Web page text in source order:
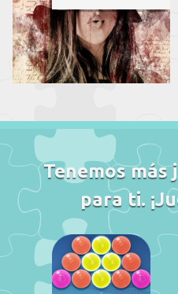
Tenemos más
para ti.